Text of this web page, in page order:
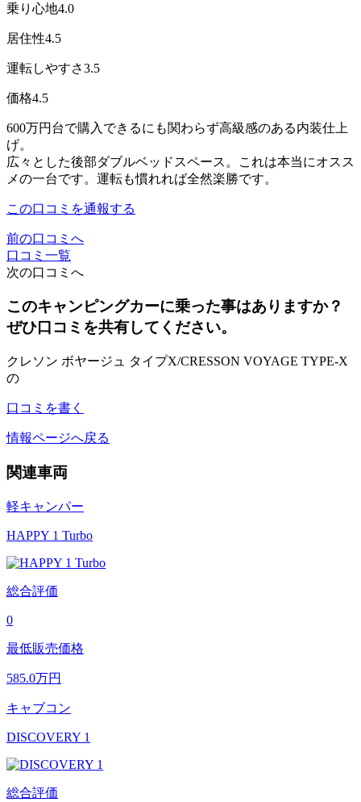
乗り心地4.0
居住性4.5
運転しやすさ3.5
価格4.5
600万円台で購入できるにも関わらず高級感のある内装仕上
げ。
広々とした後部ダブルベッドスペース。これは本当にオスス
メの一台です。運転も慣れれば全然楽勝です。
この口コミを通報する
前の口コミへ
口コミ一覧
次の口コミへ
このキャンピングカーに乗った事はありますか？
ぜひ口コミを共有してください。
クレソン ボヤージュ タイプX/CRESSON VOYAGE TYPE-X
の
口コミを書く
情報ページへ戻る
関連車両
軽キャンパー
HAPPY 1 Turbo
総合評価
0
最低販売価格
585.0万円
キャブコン
DISCOVERY 1
総合評価